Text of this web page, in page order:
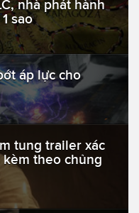
nhà phát hành
sao
áp lực cho
tung trailer xác
theo chủng